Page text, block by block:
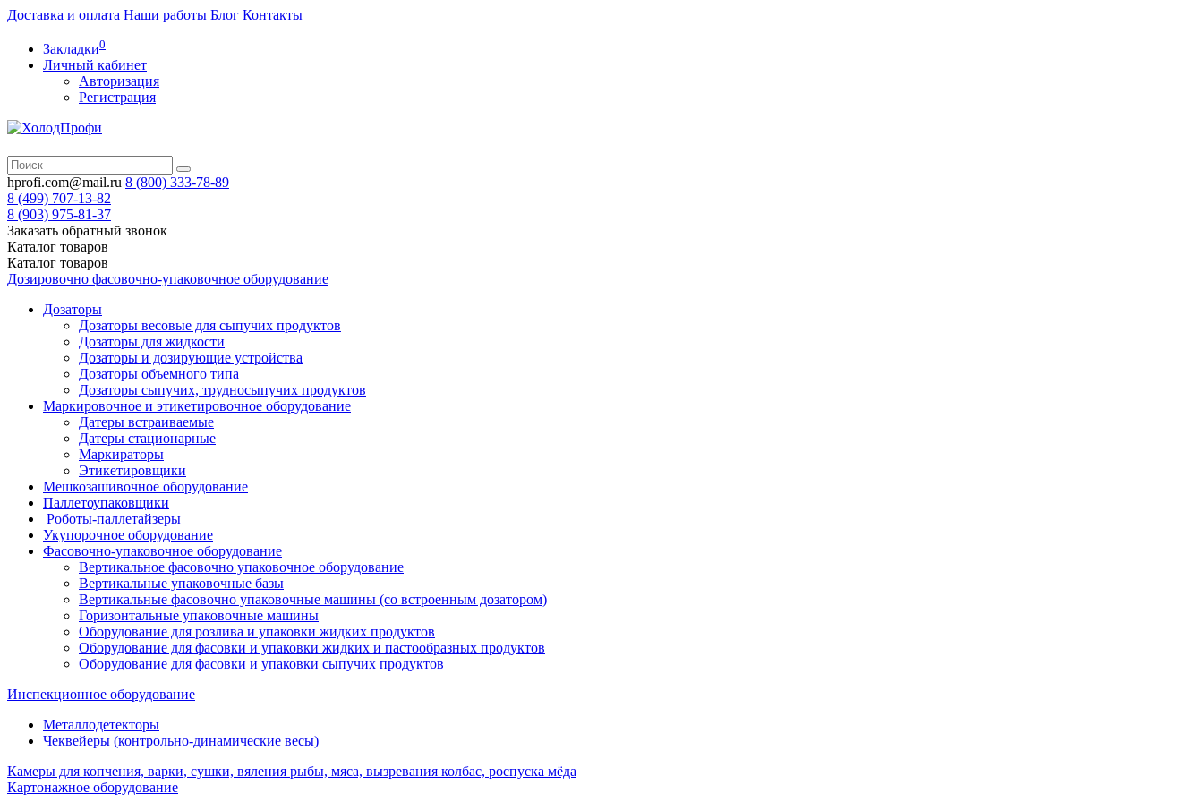
Доставка и оплата Наши работы Блог Контакты
Закладки0
Личный кабинет
Авторизация
Регистрация
hprofi.com@mail.ru 8 (800) 333-78-89
8 (499) 707-13-82
8 (903) 975-81-37
Заказать обратный звонок
Каталог товаров
Каталог товаров
Дозировочно фасовочно-упаковочное оборудование
Дозаторы
Дозаторы весовые для сыпучих продуктов
Дозаторы для жидкости
Дозаторы и дозирующие устройства
Дозаторы объемного типа
Дозаторы сыпучих, трудносыпучих продуктов
Маркировочное и этикетировочное оборудование
Датеры встраиваемые
Датеры стационарные
Маркираторы
Этикетировщики
Мешкозашивочное оборудование
Паллетоупаковщики
Роботы-паллетайзеры
Укупорочное оборудование
Фасовочно-упаковочное оборудование
Вертикальное фасовочно упаковочное оборудование
Вертикальные упаковочные базы
Вертикальные фасовочно упаковочные машины (со встроенным дозатором)
Горизонтальные упаковочные машины
Оборудование для розлива и упаковки жидких продуктов
Оборудование для фасовки и упаковки жидких и пастообразных продуктов
Оборудование для фасовки и упаковки сыпучих продуктов
Инспекционное оборудование
Металлодетекторы
Чеквейеры (контрольно-динамические весы)
Камеры для копчения, варки, сушки, вяления рыбы, мяса, вызревания колбас, роспуска мёда
Картонажное оборудование